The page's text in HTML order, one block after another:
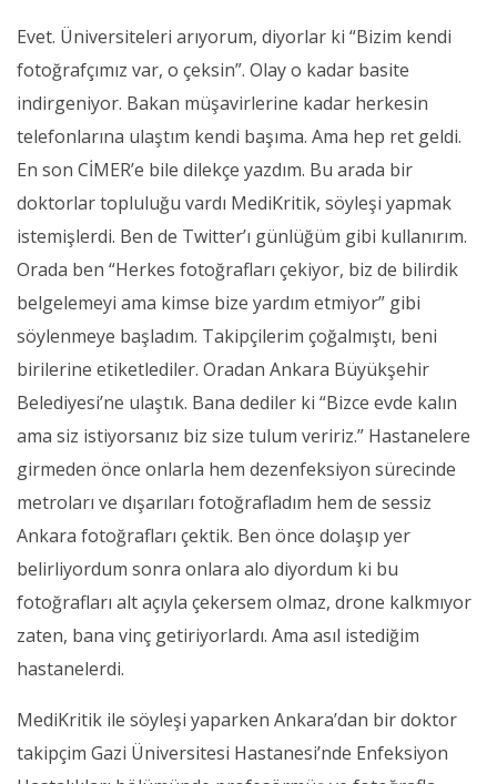
Evet. Üniversiteleri arıyorum, diyorlar ki “Bizim kendi
fotoğrafçımız var, o çeksin”. Olay o kadar basite
indirgeniyor. Bakan müşavirlerine kadar herkesin
telefonlarına ulaştım kendi başıma. Ama hep ret geldi.
En son CİMER’e bile dilekçe yazdım. Bu arada bir
doktorlar topluluğu vardı MediKritik, söyleşi yapmak
istemişlerdi. Ben de Twitter’ı günlüğüm gibi kullanırım.
Orada ben “Herkes fotoğrafları çekiyor, biz de bilirdik
belgelemeyi ama kimse bize yardım etmiyor” gibi
söylenmeye başladım. Takipçilerim çoğalmıştı, beni
birilerine etiketlediler. Oradan Ankara Büyükşehir
Belediyesi’ne ulaştık. Bana dediler ki “Bizce evde kalın
ama siz istiyorsanız biz size tulum veririz.” Hastanelere
girmeden önce onlarla hem dezenfeksiyon sürecinde
metroları ve dışarıları fotoğrafladım hem de sessiz
Ankara fotoğrafları çektik. Ben önce dolaşıp yer
belirliyordum sonra onlara alo diyordum ki bu
fotoğrafları alt açıyla çekersem olmaz, drone kalkmıyor
zaten, bana vinç getiriyorlardı. Ama asıl istediğim
hastanelerdi.
MediKritik ile söyleşi yaparken Ankara’dan bir doktor
takipçim Gazi Üniversitesi Hastanesi’nde Enfeksiyon